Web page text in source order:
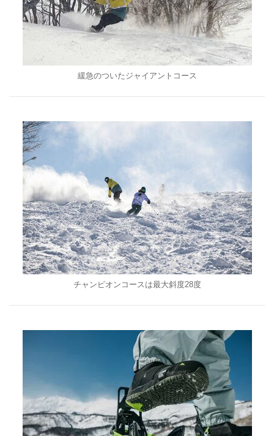
緩急のついたジャイアントコース
チャンピオンコースは最大斜度28度